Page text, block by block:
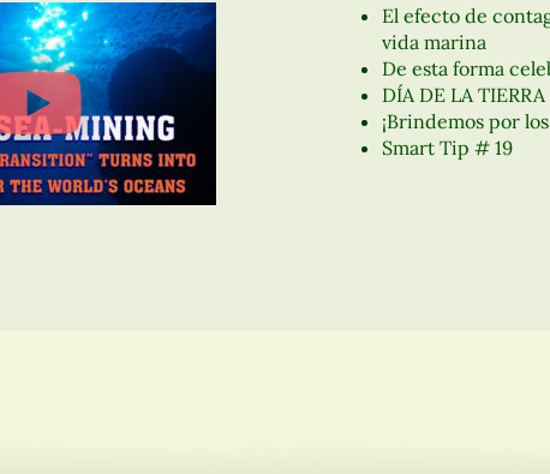
El efecto de
vida marina
De esta forma
DÍA DE LA
¡Brindemos por
Smart Tip # 19